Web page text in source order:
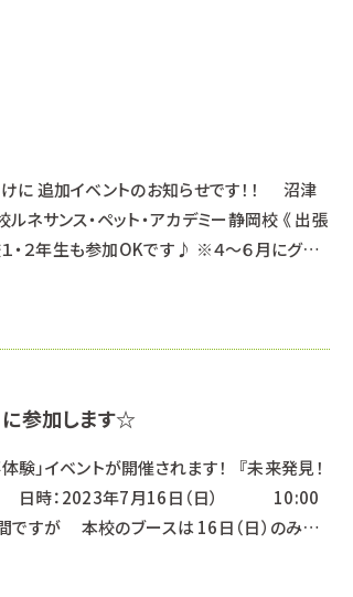
に 追加イベントのお知らせです！！ 沼津
サンス・ペット・アカデミー静岡校 《 出張
２年生も参加OKです♪ ※４～６月にグラ
受付 １３：４０～） 希望の時間を
参加します☆
験」イベントが開催されます！ 『未来発見！
！ 日時：2023年7月16日（日） 10:00
ですが 本校のブースは 16日（日）のみ出
マネキンにブラッシング体験